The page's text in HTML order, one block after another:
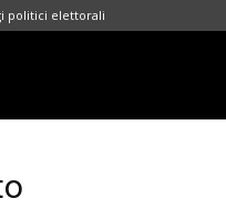
politici elettorali